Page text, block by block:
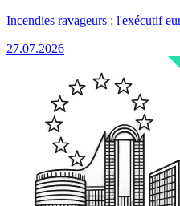
Incendies ravageurs : l'exécutif
27.07.2026